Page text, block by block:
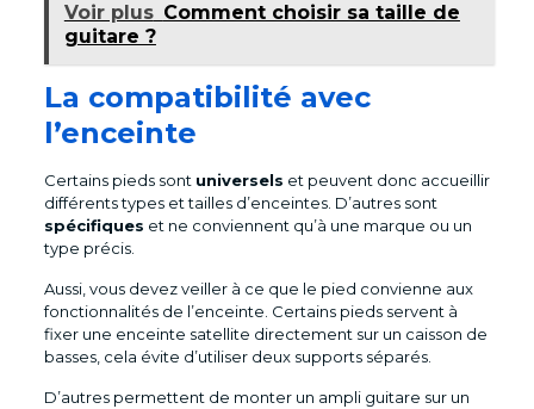
Voir plus Comment choisir sa taille de
guitare ?
La compatibilité avec
l’enceinte
Certains pieds sont universels et peuvent donc accueillir
différents types et tailles d’enceintes. D’autres sont
spécifiques et ne conviennent qu’à une marque ou un
type précis.
Aussi, vous devez veiller à ce que le pied convienne aux
fonctionnalités de l’enceinte. Certains pieds servent à
fixer une enceinte satellite directement sur un caisson de
basses, cela évite d’utiliser deux supports séparés.
D’autres permettent de monter un ampli guitare sur un